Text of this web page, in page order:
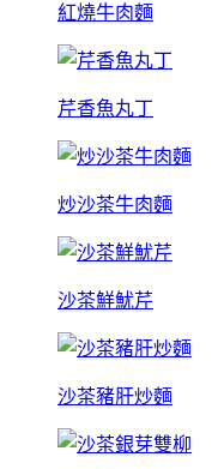
紅燒牛肉麵
芹香魚丸丁
炒沙茶牛肉麵
沙茶鮮魷芹
沙茶豬肝炒麵